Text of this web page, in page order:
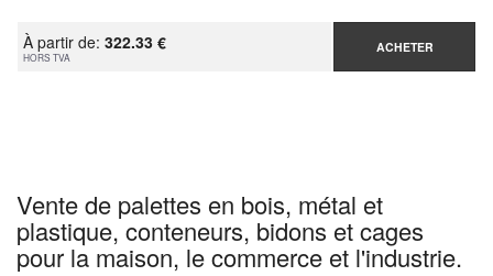
À partir de: 322.33 €
HORS TVA
ACHETER
Vente de palettes en bois, métal et
plastique, conteneurs, bidons et cages
pour la maison, le commerce et l'industrie.